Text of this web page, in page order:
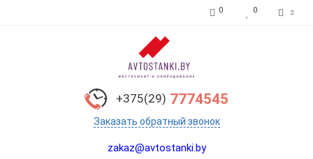
0 0
+375(29) 7774545
Заказать обратный звонок
zakaz@avtostanki.by